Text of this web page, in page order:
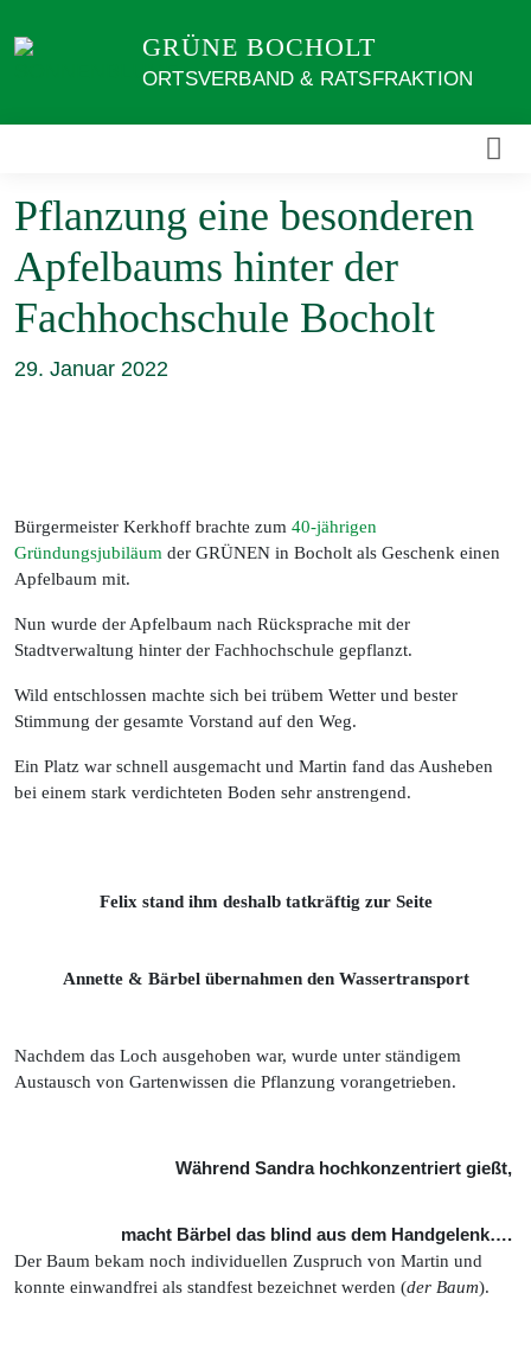
zum
GRÜNE BOCHOLT
ORTSVERBAND & RATSFRAKTION
Pflanzung eine besonderen
Apfelbaums hinter der
Fachhochschule Bocholt
29. Januar 2022
Bürgermeister Kerkhoff brachte zum 40-jährigen
Gründungsjubiläum der GRÜNEN in Bocholt als Geschenk einen
Apfelbaum mit.
Nun wurde der Apfelbaum nach Rücksprache mit der
Stadtverwaltung hinter der Fachhochschule gepflanzt.
Wild entschlossen machte sich bei trübem Wetter und bester
Stimmung der gesamte Vorstand auf den Weg.
Ein Platz war schnell ausgemacht und Martin fand das Ausheben
bei einem stark verdichteten Boden sehr anstrengend.
Felix stand ihm deshalb tatkräftig zur Seite
Annette & Bärbel übernahmen den Wassertransport
Nachdem das Loch ausgehoben war, wurde unter ständigem
Austausch von Gartenwissen die Pflanzung vorangetrieben.
Während Sandra hochkonzentriert gießt,
macht Bärbel das blind aus dem Handgelenk….
Der Baum bekam noch individuellen Zuspruch von Martin und
konnte einwandfrei als standfest bezeichnet werden (der Baum).